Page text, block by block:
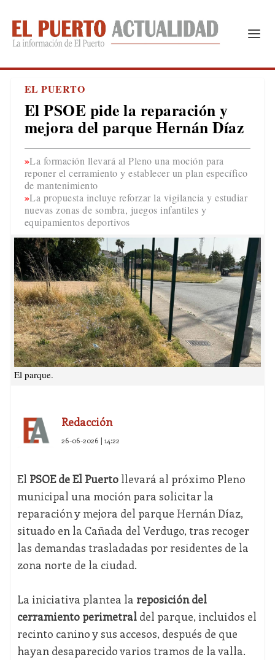
EL PUERTO
El PSOE pide la reparación y
mejora del parque Hernán Díaz
La formación llevará al Pleno una moción para
reponer el cerramiento y establecer un plan específico
de mantenimiento
La propuesta incluye reforzar la vigilancia y estudiar
nuevas zonas de sombra, juegos infantiles y
equipamientos deportivos
El parque.
Redacción
26-06-2026 | 14:22
El PSOE de El Puertollevará al próximo Pleno
municipal una moción para solicitar la
reparación y mejora del parque Hernán Díaz,
situado en la Cañada del Verdugo, tras recoger
las demandas trasladadas por residentes de la
zona norte de la ciudad.
La iniciativa plantea la reposición del
cerramiento perimetraldel parque, incluidos el
recinto canino y sus accesos, después de que
hayan desaparecido varios tramos de la valla.